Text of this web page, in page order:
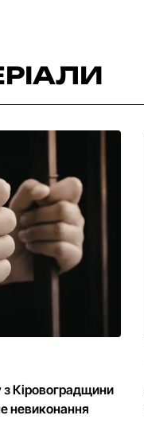
з Кіровоградщини
невиконання